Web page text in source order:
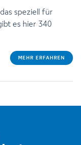
speziell für
es hier 340
MEHR ERFAHREN